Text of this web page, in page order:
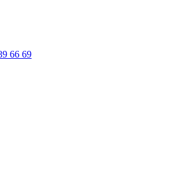
66 69